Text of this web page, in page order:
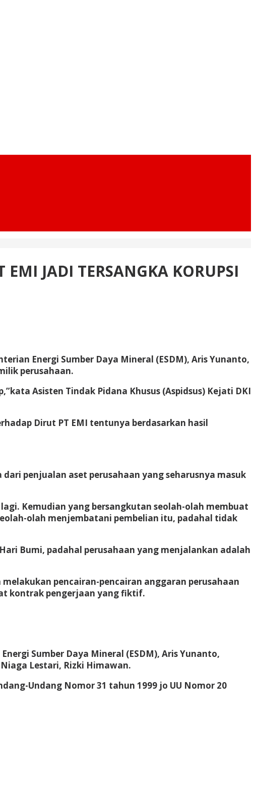
JADI TERSANGKA KORUPSI
Energi Sumber Daya Mineral (ESDM), Aris Yunanto,
perusahaan.
Asisten Tindak Pidana Khusus (Aspidsus) Kejati DKI
Dirut PT EMI tentunya berdasarkan hasil
penjualan aset perusahaan yang seharusnya masuk
Kemudian yang bersangkutan seolah-olah membuat
olah menjembatani pembelian itu, padahal tidak
Bumi, padahal perusahaan yang menjalankan adalah
pencairan-pencairan anggaran perusahaan
kontrak pengerjaan yang fiktif.
Sumber Daya Mineral (ESDM), Aris Yunanto,
Lestari, Rizki Himawan.
Undang Nomor 31 tahun 1999 jo UU Nomor 20